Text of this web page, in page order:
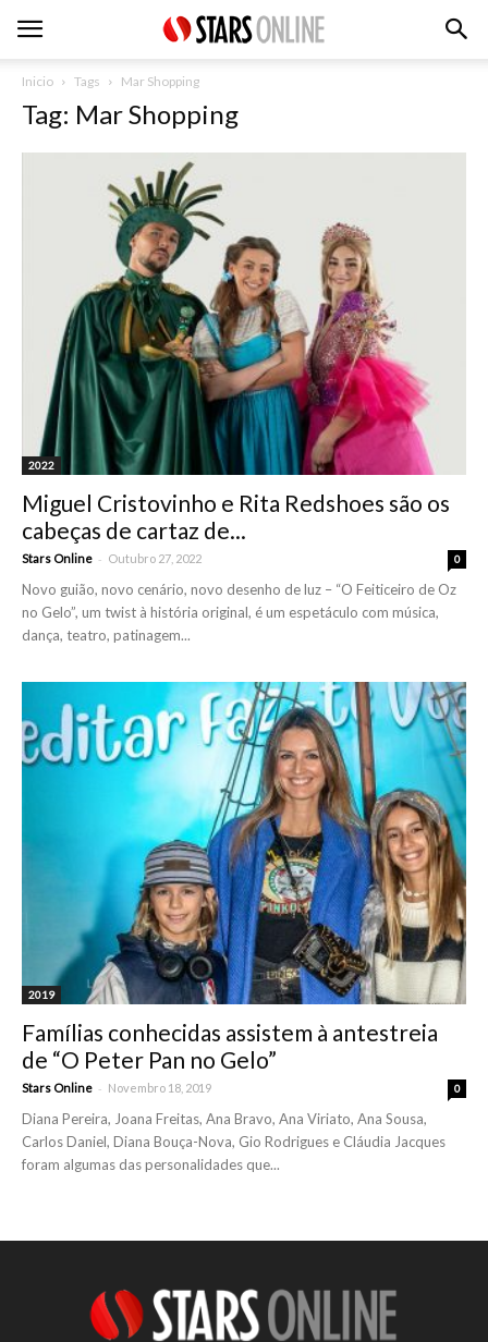
Inicio Tags Mar Shopping
Tag: Mar Shopping
2022
Miguel Cristovinho e Rita Redshoes são os
cabeças de cartaz de...
Stars Online - Outubro 27, 2022 0
Novo guião, novo cenário, novo desenho de luz – “O Feiticeiro de Oz
no Gelo”, um twist à história original, é um espetáculo com música,
dança, teatro, patinagem...
2019
Famílias conhecidas assistem à antestreia
de “O Peter Pan no Gelo”
Stars Online - Novembro 18, 2019 0
Diana Pereira, Joana Freitas, Ana Bravo, Ana Viriato, Ana Sousa,
Carlos Daniel, Diana Bouça-Nova, Gio Rodrigues e Cláudia Jacques
foram algumas das personalidades que...